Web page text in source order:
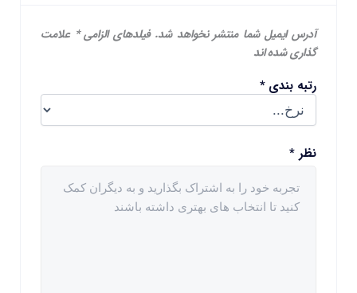
آدرس ایمیل شما منتشر نخواهد شد. فیلدهای الزامی* علامت
گذاری شده اند
رتبه بندی*
نظر *